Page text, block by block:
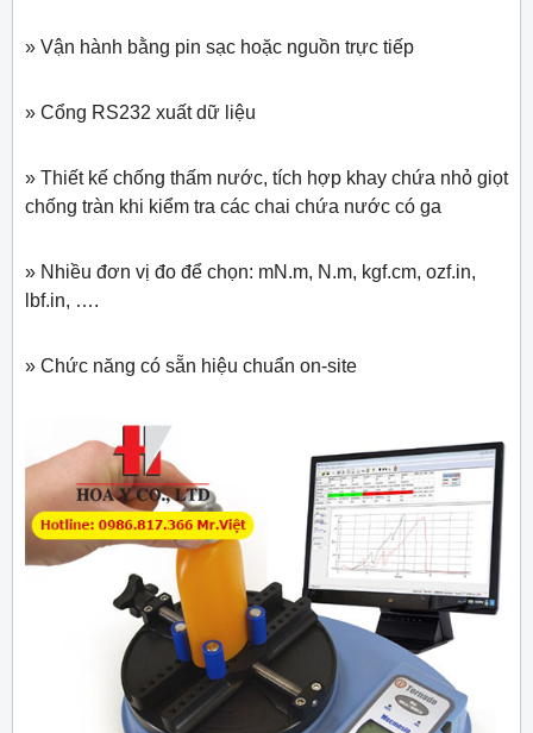
» Vận hành bằng pin sạc hoặc nguồn trực tiếp
» Cổng RS232 xuất dữ liệu
» Thiết kế chống thấm nước, tích hợp khay chứa nhỏ giọt
chống tràn khi kiểm tra các chai chứa nước có ga
» Nhiều đơn vị đo để chọn: mN.m, N.m, kgf.cm, ozf.in,
lbf.in, ….
» Chức năng có sẵn hiệu chuẩn on-site